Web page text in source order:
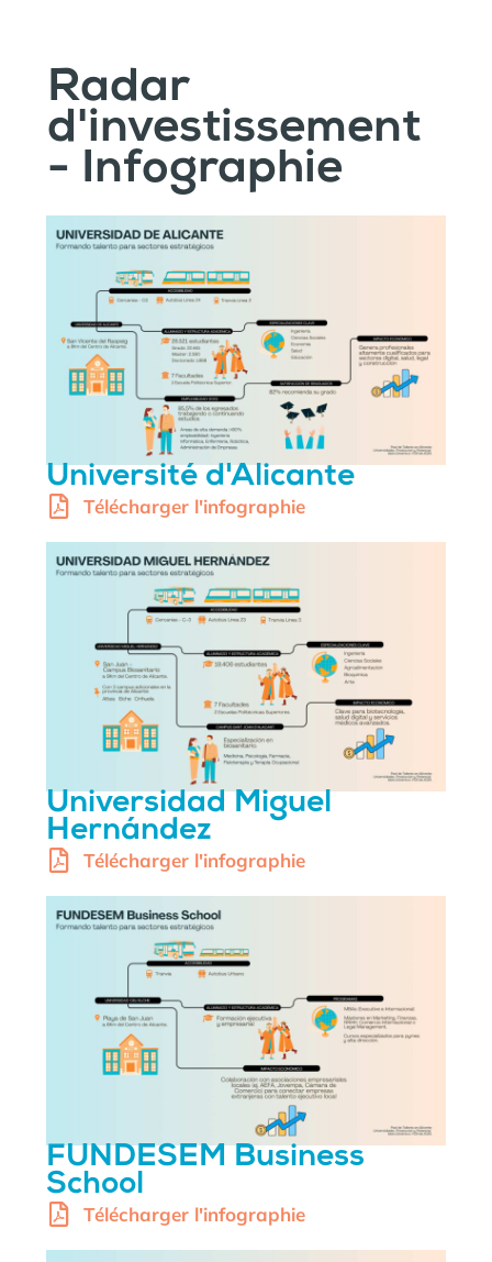
Radar
d'investissement
- Infographie
Université d'Alicante
Télécharger l'infographie
Universidad Miguel
Hernández
Télécharger l'infographie
FUNDESEM Business
School
Télécharger l'infographie